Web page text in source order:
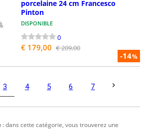
-14%
porcelaine 24 cm Francesco
Pinton
DISPONIBLE
0
€ 179,00 € 209,00
3 4 5 6 7
: dans cette catégorie, vous trouverez une